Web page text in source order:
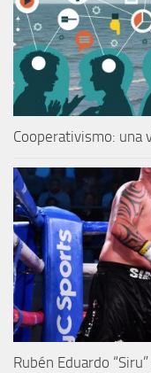
Cooperativismo: una
Rubén Eduardo